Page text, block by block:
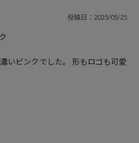
投稿日：2025/05/25
いピンクでした。 形もロゴも可愛